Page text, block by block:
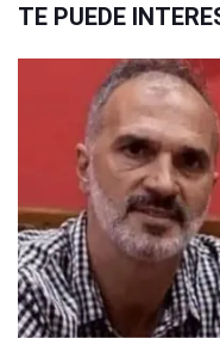
TE PUEDE